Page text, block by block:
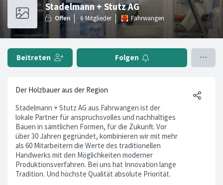
Stadelmann + Stutz AG
Fahrwangen
Beitreten Folgen
Der Holzbauer aus der Region
Stadelmann + Stutz AG aus Fahrwangen ist der
lokale Partner für anspruchsvolles und nachhaltiges
Bauen in sämtlichen Formen, für die Zukunft. Vor
über 30 Jahren gegründet, kombinieren wir mit mehr
als 60 Mitarbeitern die Werte des traditionellen
Handwerks mit den Möglichkeiten moderner
Produktionsverfahren. Bei uns hat Innovation lange
Tradition. Und höchste Qualität absolute Priorität.